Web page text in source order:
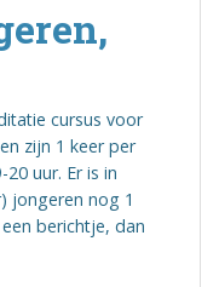
cursus voor
zijn 1 keer per
uur. Er is in
jongeren nog 1
berichtje, dan